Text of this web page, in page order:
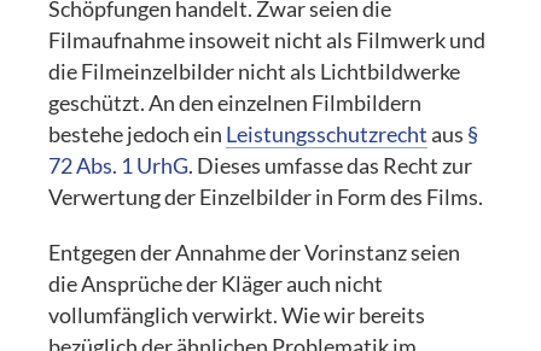
Schöpfungen handelt. Zwar seien die
Filmaufnahme insoweit nicht als Filmwerk und
die Filmeinzelbilder nicht als Lichtbildwerke
geschützt. An den einzelnen Filmbildern
bestehe jedoch ein Leistungsschutzrechtaus §
72 Abs. 1 UrhG. Dieses umfasse das Recht zur
Verwertung der Einzelbilder in Form des Films.
Entgegen der Annahme der Vorinstanz seien
die Ansprüche der Kläger auch nicht
vollumfänglich verwirkt. Wie wir bereits